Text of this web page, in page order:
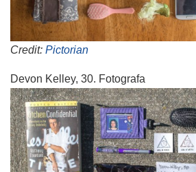
Credit: Pictorian
Devon Kelley, 30. Fotografa